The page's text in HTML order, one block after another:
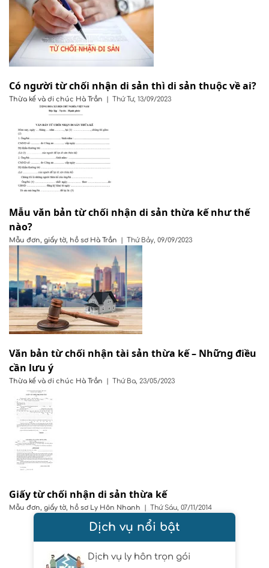
Có người từ chối nhận di sản thì di sản thuộc về ai?
Thừa kế và di chúc Hà Trần | Thứ Tư, 13/09/2023
Mẫu văn bản từ chối nhận di sản thừa kế như thế
nào?
Mẫu đơn, giấy tờ, hồ sơ Hà Trần | Thứ Bảy, 09/09/2023
Văn bản từ chối nhận tài sản thừa kế – Những điều
cần lưu ý
Thừa kế và di chúc Hà Trần | Thứ Ba, 23/05/2023
Giấy từ chối nhận di sản thừa kế
Mẫu đơn, giấy tờ, hồ sơ Ly Hôn Nhanh | Thứ Sáu, 07/11/2014
Dịch vụ nổi bật
Dịch vụ ly hôn trọn gói